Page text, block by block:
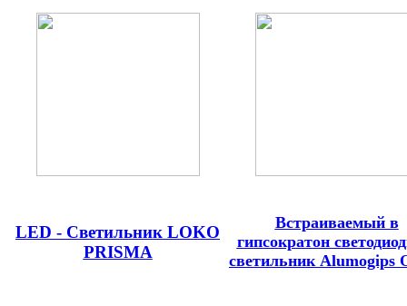
LED - Светильник LOKO
PRISMA
Встраиваемый в
гипсократон
светильник Alumogips